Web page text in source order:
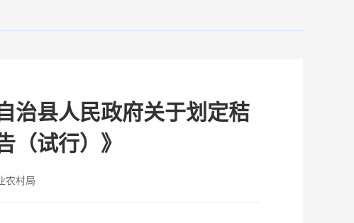
治县人民政府关于划定秸
试行）》
农村局